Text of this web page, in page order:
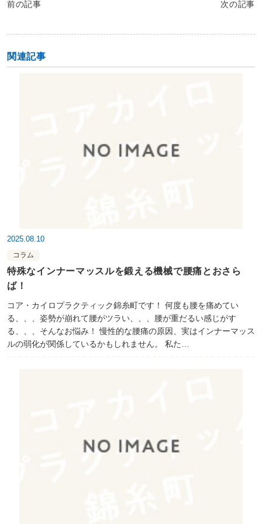
前の記事 次の記事
関連記事
2025.08.10
コラム
特殊なインナーマッスルを鍛える機械で腰痛とおさら
ば！
コア・カイロプラクティック錦糸町です！ 何度も腰を痛めてい
る、、、姿勢が崩れて腰がツラい、、、腰が重だるい感じがす
る、、、そんなお悩み！ 慢性的な腰痛の原因、実はインナーマッス
ルの弱化が関係しているかもしれません。 私た…